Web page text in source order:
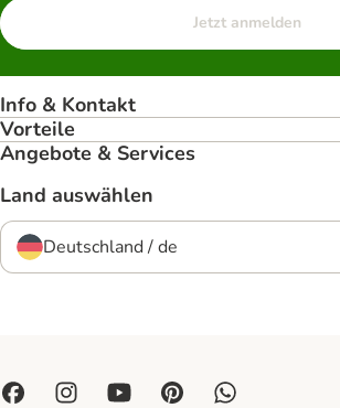
Jetzt anmelden
Info & Kontakt
Vorteile
Angebote & Services
Land auswählen
Deutschland / de